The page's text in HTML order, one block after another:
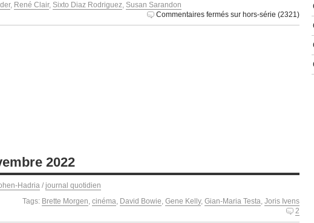
, René Clair, Sixto Diaz Rodriguez, Susan Sarandon
Commentaires fermés sur hors-série (2321)
2022
Hadria / journal quotidien
Tags: Brette Morgen cinéma David Bowie Gene Kelly, Gian-Maria Testa Joris Ivens
2